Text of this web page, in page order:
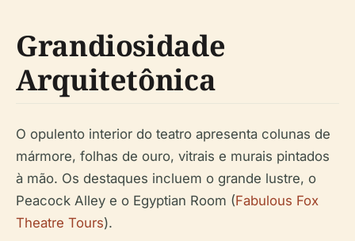
Grandiosidade
Arquitetônica
O opulento interior do teatro apresenta colunas de
mármore, folhas de ouro, vitrais e murais pintados
à mão. Os destaques incluem o grande lustre, o
Peacock Alley e o Egyptian Room (Fabulous Fox
Theatre Tours).